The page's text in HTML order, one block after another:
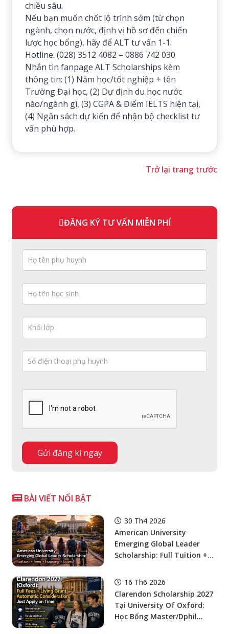
chiều sâu.
Nếu bạn muốn chốt lộ trình sớm (từ chọn
ngành, chọn nước, định vị hồ sơ đến chiến
lược học bổng), hãy để ALT tư vấn 1-1.
Hotline: (028) 3512 4082 – 0886 742 030
Nhắn tin fanpage ALT Scholarships kèm
thông tin: (1) Năm học/tốt nghiệp + tên
Trường Đại học, (2) Dự định du học nước
nào/ngành gì, (3) CGPA & Điểm IELTS hiện tại,
(4) Ngân sách dự kiến để nhận bộ checklist tư
vấn phù hợp.
Trở lại trang trước
ĐĂNG KÝ TƯ VẤN MIỄN PHÍ
BÀI VIẾT NỔI BẬT
30 Th4 2026
American University
Emerging Global Leader
Scholarship: Full Tuition +
Bậc Cử Nhân Tại Mỹ
16 Th6 2026
Clarendon Scholarship 2027
Tại University Of Oxford:
Học Bổng Master/Dphil